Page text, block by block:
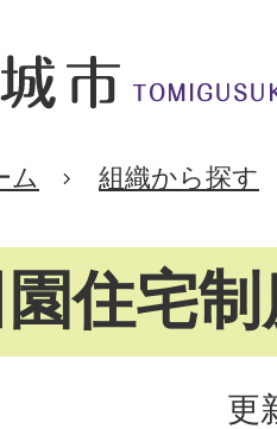
ム 組織から探す
住宅
更